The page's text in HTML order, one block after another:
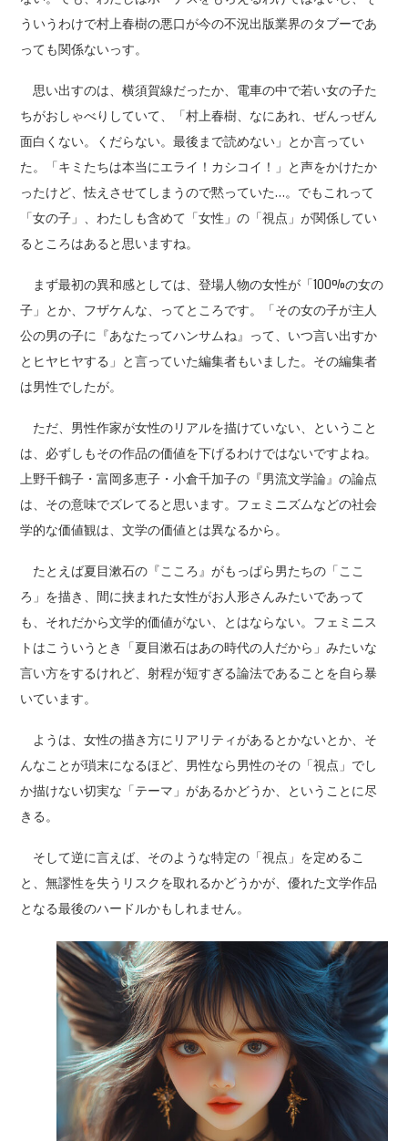
ういうわけで村上春樹の悪口が今の不況出版業界のタブーであ
っても関係ないっす。
思い出すのは、横須賀線だったか、電車の中で若い女の子た
ちがおしゃべりしていて、「村上春樹、なにあれ、ぜんっぜん
面白くない。くだらない。最後まで読めない」とか言ってい
た。「キミたちは本当にエライ！カシコイ！」と声をかけたか
ったけど、怯えさせてしまうので黙っていた…。でもこれって
「女の子」、わたしも含めて「女性」の「視点」が関係してい
るところはあると思いますね。
まず最初の異和感としては、登場人物の女性が「100%の女の
子」とか、フザケんな、ってところです。「その女の子が主人
公の男の子に『あなたってハンサムね』って、いつ言い出すか
とヒヤヒヤする」と言っていた編集者もいました。その編集者
は男性でしたが。
ただ、男性作家が女性のリアルを描けていない、ということ
は、必ずしもその作品の価値を下げるわけではないですよね。
上野千鶴子・富岡多恵子・小倉千加子の『男流文学論』の論点
は、その意味でズレてると思います。フェミニズムなどの社会
学的な価値観は、文学の価値とは異なるから。
たとえば夏目漱石の『こころ』がもっぱら男たちの「ここ
ろ」を描き、間に挟まれた女性がお人形さんみたいであって
も、それだから文学的価値がない、とはならない。フェミニス
トはこういうとき「夏目漱石はあの時代の人だから」みたいな
言い方をするけれど、射程が短すぎる論法であることを自ら暴
いています。
ようは、女性の描き方にリアリティがあるとかないとか、そ
んなことが瑣末になるほど、男性なら男性のその「視点」でし
か描けない切実な「テーマ」があるかどうか、ということに尽
きる。
そして逆に言えば、そのような特定の「視点」を定めるこ
と、無謬性を失うリスクを取れるかどうかが、優れた文学作品
となる最後のハードルかもしれません。